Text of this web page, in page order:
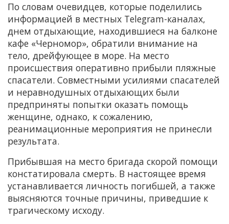
По словам очевидцев, которые поделились
информацией в местных Telegram-каналах,
днем отдыхающие, находившиеся на балконе
кафе «Черномор», обратили внимание на
тело, дрейфующее в море. На место
происшествия оперативно прибыли пляжные
спасатели. Совместными усилиями спасателей
и неравнодушных отдыхающих были
предприняты попытки оказать помощь
женщине, однако, к сожалению,
реанимационные мероприятия не принесли
результата.
Прибывшая на место бригада скорой помощи
констатировала смерть. В настоящее время
устанавливается личность погибшей, а также
выясняются точные причины, приведшие к
трагическому исходу.